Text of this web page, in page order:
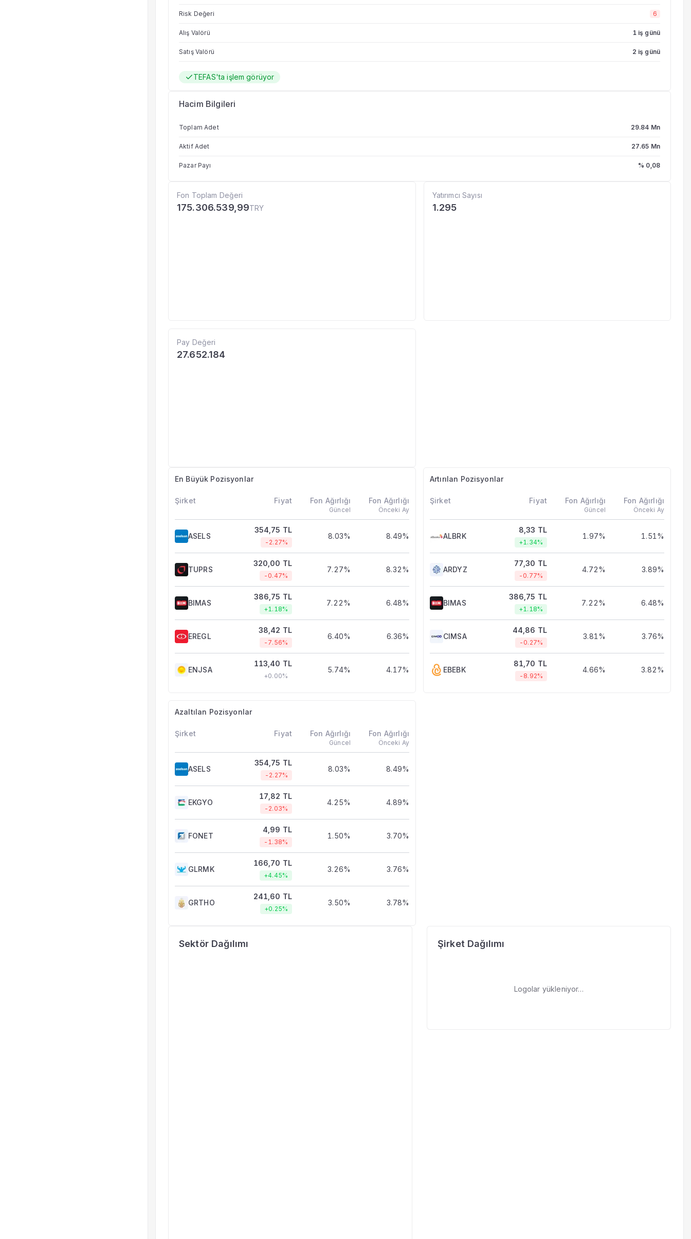
Risk Değeri 6
Alış Valörü 1 iş günü
Satış Valörü 2 iş günü
TEFAS'ta işlem görüyor
Hacim Bilgileri
Toplam Adet 29.84 Mn
Aktif Adet 27.65 Mn
Pazar Payı % 0,08
Fon Toplam Değeri
175.306.539,99TRY
Yatırımcı Sayısı
1.295
Pay Değeri
27.652.184
En Büyük Pozisyonlar
Şirket Fiyat Fon Ağırlığı
Güncel
Fon Ağırlığı
Önceki Ay
ASELS
354,75 TL
-2.27%
8.03% 8.49%
TUPRS
320,00 TL
-0.47%
7.27% 8.32%
BIMAS
386,75 TL
+1.18%
7.22% 6.48%
EREGL
38,42 TL
-7.56%
6.40% 6.36%
ENJSA
113,40 TL
+0.00%
5.74% 4.17%
Artırılan Pozisyonlar
Şirket Fiyat Fon Ağırlığı
Güncel
Fon Ağırlığı
Önceki Ay
ALBRK
8,33 TL
+1.34%
1.97% 1.51%
ARDYZ
77,30 TL
-0.77%
4.72% 3.89%
BIMAS
386,75 TL
+1.18%
7.22% 6.48%
CIMSA
44,86 TL
-0.27%
3.81% 3.76%
EBEBK
81,70 TL
-8.92%
4.66% 3.82%
Azaltılan Pozisyonlar
Şirket Fiyat Fon Ağırlığı
Güncel
Fon Ağırlığı
Önceki Ay
ASELS
354,75 TL
-2.27%
8.03% 8.49%
EKGYO
17,82 TL
-2.03%
4.25% 4.89%
FONET
4,99 TL
-1.38%
1.50% 3.70%
GLRMK
166,70 TL
+4.45%
3.26% 3.76%
GRTHO
241,60 TL
+0.25%
3.50% 3.78%
Sektör Dağılımı Şirket Dağılımı
Logolar yükleniyor…